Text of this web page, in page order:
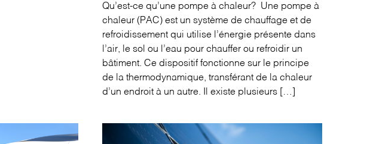
Qu’est-ce qu’une pompe à chaleur? Une pompe à
chaleur (PAC) est un système de chauffage et de
refroidissement qui utilise l’énergie présente dans
l’air, le sol ou l’eau pour chauffer ou refroidir un
bâtiment. Ce dispositif fonctionne sur le principe
de la thermodynamique, transférant de la chaleur
d’un endroit à un autre. Il existe plusieurs […]